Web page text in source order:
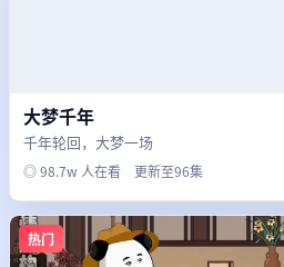
大梦千年
千年轮回，大梦一场
◎ 98.7w 人在看 更新至96集
热门